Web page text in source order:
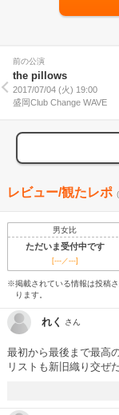
前の公演
the pillows
2017/07/04 (火) 19:00
盛岡Club Change WAVE
レビュー/観たレポ
男女比
ただいま受付中です
[---／---]
※掲載されている情報は投稿
ります。
れく さん
最初から最後まで最高
リストも新旧織り交ぜ